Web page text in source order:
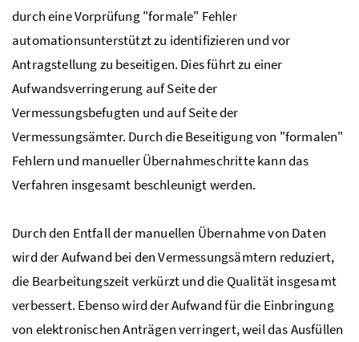
durch eine Vorprüfung "formale" Fehler
automationsunterstützt zu identifizieren und vor
Antragstellung zu beseitigen. Dies führt zu einer
Aufwandsverringerung auf Seite der
Vermessungsbefugten und auf Seite der
Vermessungsämter. Durch die Beseitigung von "formalen"
Fehlern und manueller Übernahmeschritte kann das
Verfahren insgesamt beschleunigt werden.
Durch den Entfall der manuellen Übernahme von Daten
wird der Aufwand bei den Vermessungsämtern reduziert,
die Bearbeitungszeit verkürzt und die Qualität insgesamt
verbessert. Ebenso wird der Aufwand für die Einbringung
von elektronischen Anträgen verringert, weil das Ausfüllen